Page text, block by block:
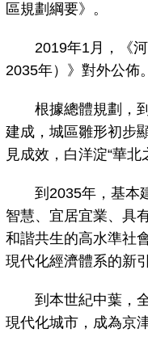
區規劃綱要》。
2019年1月，《河
2035年）》對外公佈。
根據總體規劃，到
建成，城區雛形初步
見成效，白洋淀“華北
到2035年，基本建
智慧、宜居宜業、具
和諧共生的高水準社
現代化經濟體系的新引
到本世紀中葉，全
現代化城市，成為京